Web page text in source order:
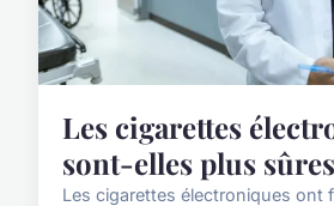
Les cigarettes
sont-elles plus
Les cigarettes électroniques ont